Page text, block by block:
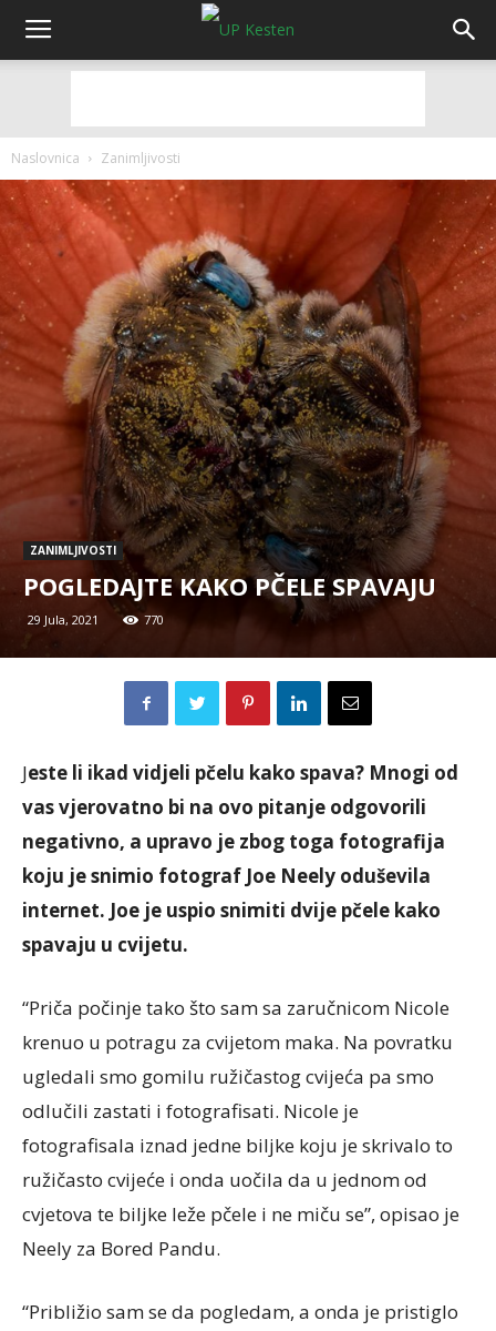
Naslovnica Zanimljivosti
ZANIMLJIVOSTI
POGLEDAJTE KAKO PČELE SPAVAJU
29 Jula, 2021 770
Jeste li ikad vidjeli pčelu kako spava? Mnogi od
vas vjerovatno bi na ovo pitanje odgovorili
negativno, a upravo je zbog toga fotografija
koju je snimio fotograf Joe Neely oduševila
internet. Joe je uspio snimiti dvije pčele kako
spavaju u cvijetu.
“Priča počinje tako što sam sa zaručnicom Nicole
krenuo u potragu za cvijetom maka. Na povratku
ugledali smo gomilu ružičastog cvijeća pa smo
odlučili zastati i fotografisati. Nicole je
fotografisala iznad jedne biljke koju je skrivalo to
ružičasto cvijeće i onda uočila da u jednom od
cvjetova te biljke leže pčele i ne miču se”, opisao je
Neely za Bored Pandu.
“Približio sam se da pogledam, a onda je pristiglo